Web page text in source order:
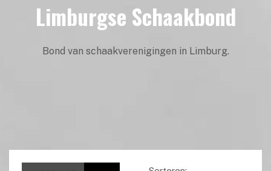
Limburgse Schaakbond
Bond van schaakverenigingen in Limburg.